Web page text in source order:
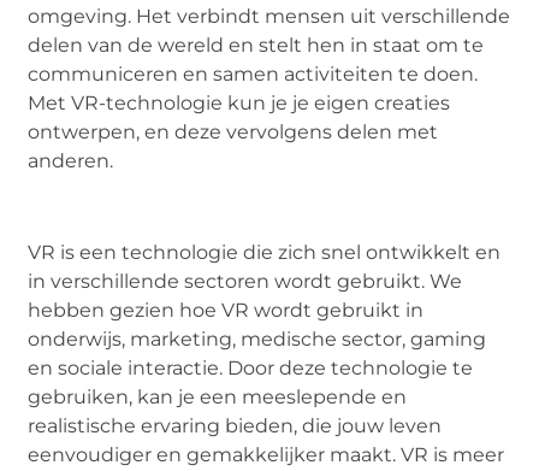
omgeving. Het verbindt mensen uit verschillende
delen van de wereld en stelt hen in staat om te
communiceren en samen activiteiten te doen.
Met VR-technologie kun je je eigen creaties
ontwerpen, en deze vervolgens delen met
anderen.
VR is een technologie die zich snel ontwikkelt en
in verschillende sectoren wordt gebruikt. We
hebben gezien hoe VR wordt gebruikt in
onderwijs, marketing, medische sector, gaming
en sociale interactie. Door deze technologie te
gebruiken, kan je een meeslepende en
realistische ervaring bieden, die jouw leven
eenvoudiger en gemakkelijker maakt. VR is meer